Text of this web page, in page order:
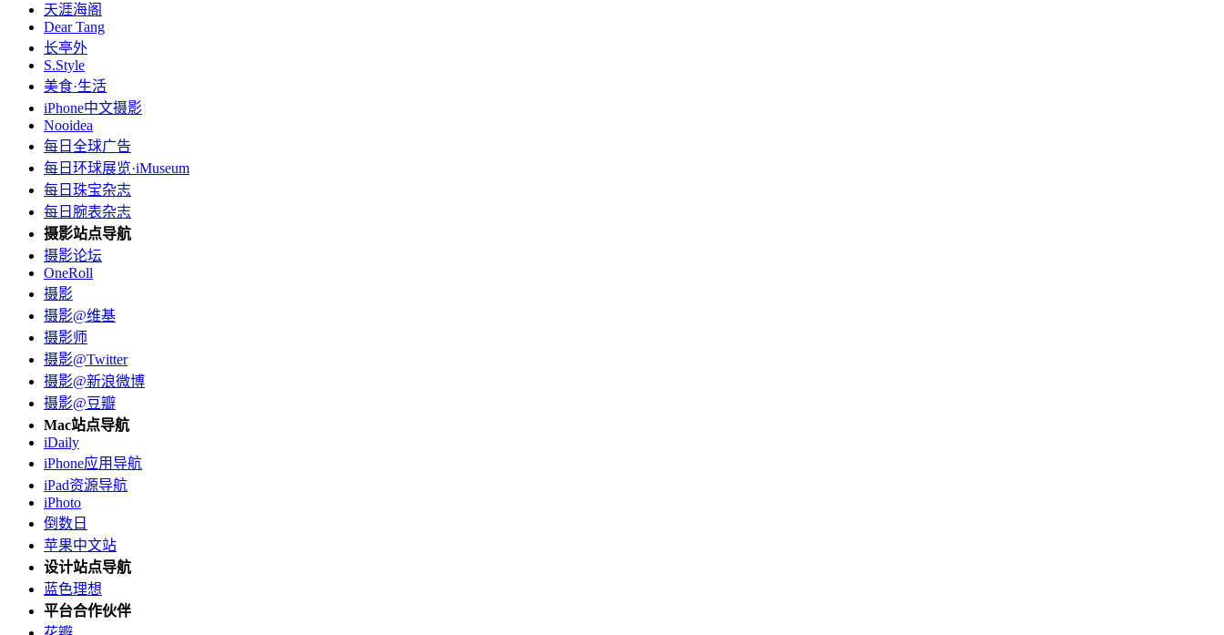
天涯海阁
Dear Tang
长亭外
S.Style
美食·生活
iPhone中文摄影
Nooidea
每日全球广告
每日环球展览·iMuseum
每日珠宝杂志
每日腕表杂志
摄影站点导航
摄影论坛
OneRoll
摄影
摄影@维基
摄影师
摄影@Twitter
摄影@新浪微博
摄影@豆瓣
Mac站点导航
iDaily
iPhone应用导航
iPad资源导航
iPhoto
倒数日
苹果中文站
设计站点导航
蓝色理想
平台合作伙伴